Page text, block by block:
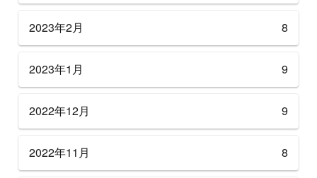
2023年2月 8
2023年1月 9
2022年12月 9
2022年11月 8